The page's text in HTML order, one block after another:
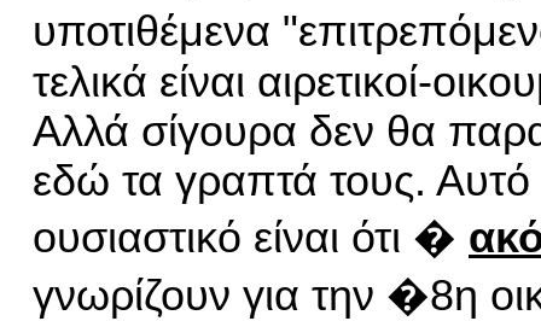
υποτιθέμενα "επιτρ
τελικά είναι αιρετικοί-
Αλλά σίγουρα δεν θα
εδώ τα γραπτά τους. Αυτό
ουσιαστικό είναι ότι �
γνωρίζουν για την �8η